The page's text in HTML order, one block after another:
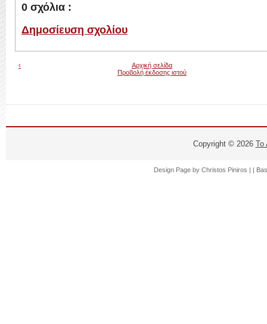
0 σχόλια :
Δημοσίευση σχολίου
‹
Αρχική σελίδα
Προβολή έκδοσης ιστού
Copyright © 2026 Το
Design Page by Christos Piniros | |